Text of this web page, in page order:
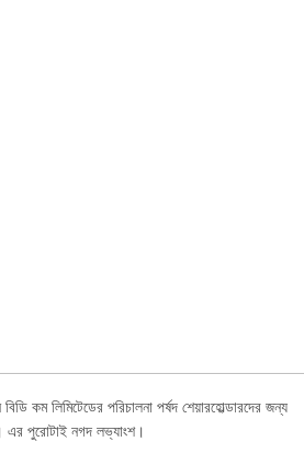
কম লিমিটেডের পরিচালনা পর্ষদ শেয়ারহোল্ডারদের জন্য
এর পুরোটাই নগদ লভ্যাংশ।